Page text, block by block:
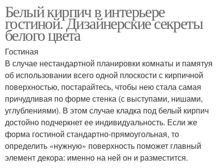
Белый кирпич в интерьере
гостиной. Дизайнерские секреты
белого цвета
Гостиная
В случае нестандартной планировки комнаты и памятуя
об использовании всего одной плоскости с кирпичной
поверхностью, постарайтесь, чтобы нею стала самая
причудливая по форме стенка (с выступами, нишами,
углублениями). В этом случае кладка под белый кирпич
достойно подчеркнет ее индивидуальность. Если же
форма гостиной стандартно-прямоугольная, то
определить «нужную» поверхность поможет главный
элемент декора: именно на ней он и разместится.